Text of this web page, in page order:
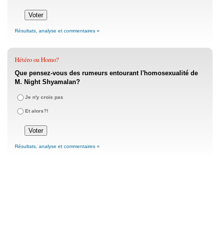
Résultats, analyse et commentaires »
Hétéro ou Homo?
Que pensez-vous des rumeurs entourant l'homosexualité de
M. Night Shyamalan?
Je n'y crois pas
Et alors?!
Résultats, analyse et commentaires »